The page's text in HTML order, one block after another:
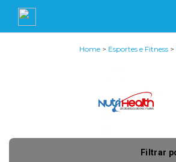
Home > Esportes e Fitness >